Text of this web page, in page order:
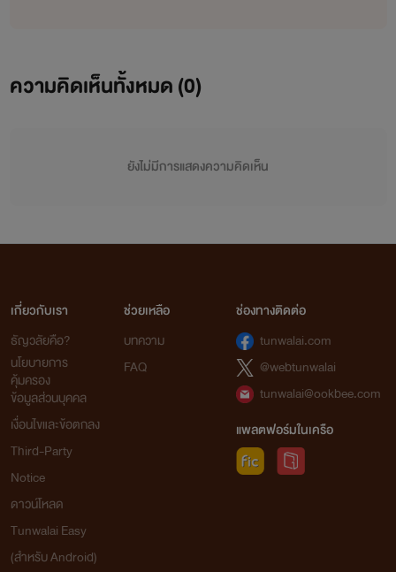
=br=
=br=
=br=
คำว่ารักของเขา คือ คำลวงเพื่อให้ได้รับชัยชนะในการเดิมพัน
=br=
เธอ ต้องอยู่ต่อทั้งที่หัวใจแหลกสลาย ใช้ชีวิตต่อไปอย่างตาย
ทั้งเป็น
=br=
ความคิดเห็นทั้งหมด (0)
ยังไม่มีการแสดงความคิดเห็น
เกี่ยวกับเรา
ธัญวลัยคือ?
นโยบายการ
คุ้มครอง
ข้อมูลส่วนบุคคล
เงื่อนไขและข้อตกลง
Third-Party
Notice
ดาวน์โหลด
Tunwalai Easy
(สำหรับ Android)
ช่วยเหลือ
บทความ
FAQ
ช่องทางติดต่อ
tunwalai.com
@webtunwalai
tunwalai@ookbee.com
แพลตฟอร์มในเครือ